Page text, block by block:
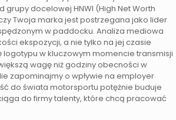
grupy docelowej HNWI (High Net Worth
Twoja marka jest postrzegana jako lider
w paddocku. Analiza mediowa
ekspozycji, a nie tylko na jej czasie
logotypu w kluczowym momencie transmisji
wagę niż godziny obecności w
zapominajmy o wpływie na employer
do świata motorsportu potężnie buduje
do firmy talenty, które chcą pracować